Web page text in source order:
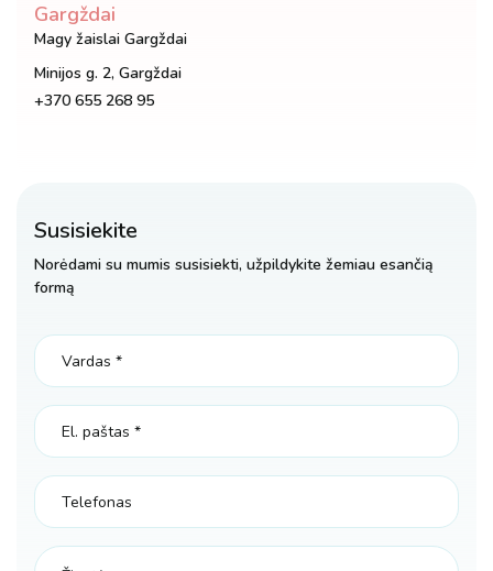
Gargždai
Magy žaislai Gargždai
Minijos g. 2, Gargždai
+370 655 268 95
Susisiekite
Norėdami su mumis susisiekti, užpildykite žemiau esančią
formą